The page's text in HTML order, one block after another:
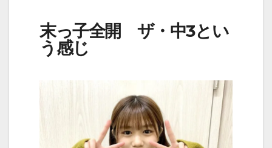
末っ子全開 ザ・中3とい
う感じ